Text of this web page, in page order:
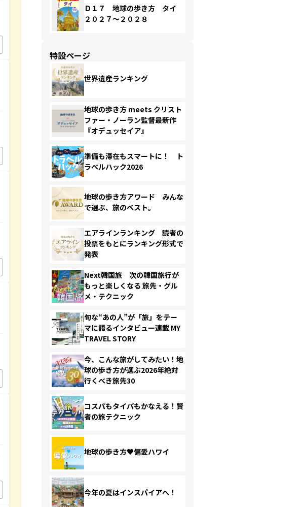
Ｄ１７ 地球の歩き方 タイ
２０２７～２０２８
特設ページ
世界遺産ランキング
地球の歩き方 meets クリスト
ファー・ノーラン監督最新作
『オデュッセイア』
準備も滞在もスマートに！ ト
ラベルハック2026
地球の歩き方アワード みんな
で選ぶ、旅のベスト。
エアラインランキング 読者の
投票をもとにランキング形式で
発表
Next韓国旅 次の韓国旅行が
もっと楽しくなる 旅先・グル
メ・テクニック
旬な“あの人”が「旅」をテー
マに語るインタビュー連載 MY
TRAVEL STORY
今、こんな旅がしてみたい！地
球の歩き方が選ぶ2026年絶対
行くべき旅先30
コスパもタイパもかなえる！賢
者の旅テクニック
地球の歩き方♥偏愛ハワイ
今年の夏はインスパイアへ！